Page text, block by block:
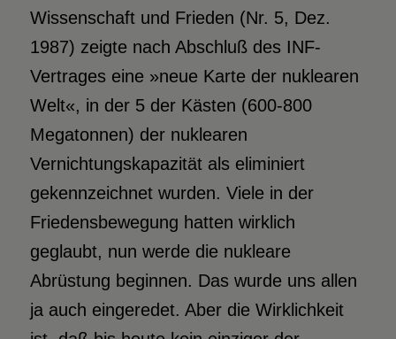
Wissenschaft und Frieden (Nr. 5, Dez.
1987) zeigte nach Abschluß des INF-
Vertrages eine »neue Karte der nuklearen
Welt«, in der 5 der Kästen (600-800
Megatonnen) der nuklearen
Vernichtungskapazität als eliminiert
gekennzeichnet wurden. Viele in der
Friedensbewegung hatten wirklich
geglaubt, nun werde die nukleare
Abrüstung beginnen. Das wurde uns allen
ja auch eingeredet. Aber die Wirklichkeit